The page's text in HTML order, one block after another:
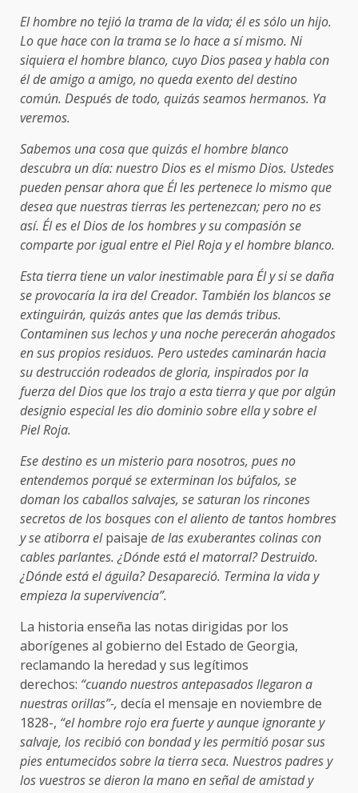
El hombre no tejió la trama de la vida; él es sólo un hijo.
Lo que hace con la trama se lo hace a sí mismo. Ni
siquiera el hombre blanco, cuyo Dios pasea y habla con
él de amigo a amigo, no queda exento del destino
común. Después de todo, quizás seamos hermanos. Ya
veremos.
Sabemos una cosa que quizás el hombre blanco
descubra un día: nuestro Dios es el mismo Dios. Ustedes
pueden pensar ahora que Él les pertenece lo mismo que
desea que nuestras tierras les pertenezcan; pero no es
así. Él es el Dios de los hombres y su compasión se
comparte por igual entre el Piel Roja y el hombre blanco.
Esta tierra tiene un valor inestimable para Él y si se daña
se provocaría la ira del Creador. También los blancos se
extinguirán, quizás antes que las demás tribus.
Contaminen sus lechos y una noche perecerán ahogados
en sus propios residuos. Pero ustedes caminarán hacia
su destrucción rodeados de gloria, inspirados por la
fuerza del Dios que los trajo a esta tierra y que por algún
designio especial les dio dominio sobre ella y sobre el
Piel Roja.
Ese destino es un misterio para nosotros, pues no
entendemos porqué se exterminan los búfalos, se
doman los caballos salvajes, se saturan los rincones
secretos de los bosques con el aliento de tantos hombres
y se atiborra elpaisaje de las exuberantes colinas con
cables parlantes. ¿Dónde está el matorral? Destruido.
¿Dónde está el águila? Desapareció. Termina la vida y
empieza la supervivencia”.
La historia enseña las notas dirigidas por los
aborígenes al gobierno del Estado de Georgia,
reclamando la heredad y sus legítimos
derechos: “cuando nuestros antepasados llegaron a
nuestras orillas”-, decía el mensaje en noviembre de
1828-, “el hombre rojo era fuerte y aunque ignorante y
salvaje, los recibió con bondad y les permitió posar sus
pies entumecidos sobre la tierra seca. Nuestros padres y
los vuestros se dieron la mano en señal de amistad y